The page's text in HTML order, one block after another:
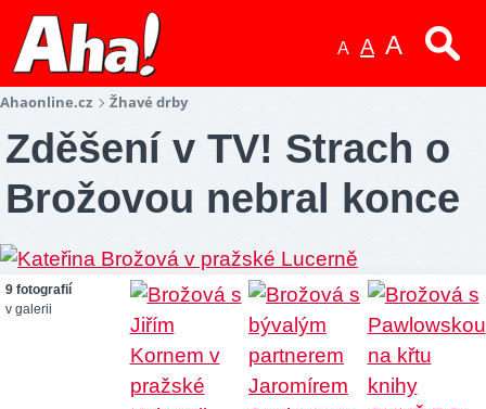
A A A
Ahaonline.cz Žhavé drby
Zděšení v TV! Strach o
Brožovou nebral konce
9 fotografií
v galerii